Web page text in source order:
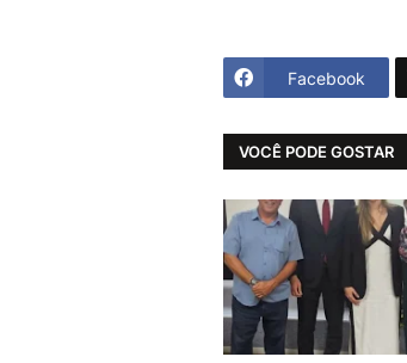
Facebook
VOCÊ PODE GOSTAR